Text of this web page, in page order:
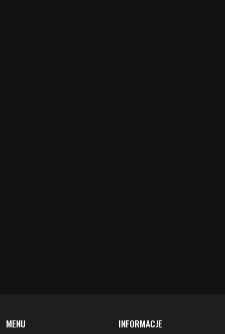
aktualności
zapowiedzi
redakcja
warunki prawne